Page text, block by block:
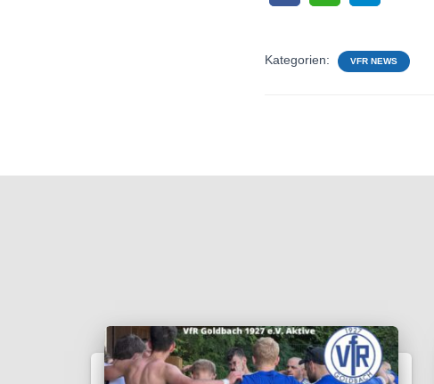
Kategorien: VFR NEWS